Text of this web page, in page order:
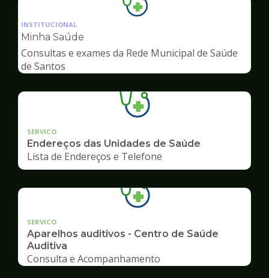
Ilustração
da
de
Saúde
INSTITUCIONAL
Minha Saúde
Consultas e exames da Rede Municipal de Saúde
de Santos
SERVICO
Endereços das Unidades de Saúde
Lista de Endereços e Telefone
SERVICO
Aparelhos auditivos - Centro de Saúde
Auditiva
Consulta e Acompanhamento